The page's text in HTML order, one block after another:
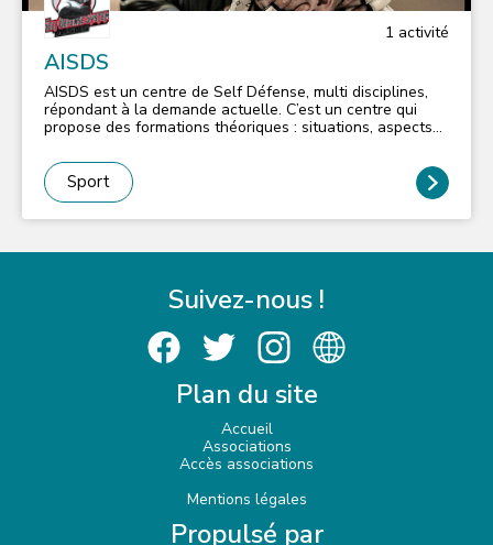
1 activité
AISDS
AISDS est un centre de Self Défense, multi disciplines,
répondant à la demande actuelle. C’est un centre qui
propose des formations théoriques : situations, aspects
cadre légal, la légitime défense, la conduite à tenir avant
et après l'agression. Des formations thématiques : les
moyens personnels, la sécurité en groupe, l'habitation, la
survie, la gestion du stress, la négociation... mais aussi
techniques de combats (avec ou sans armes), combats
Combat et Survie Urbaine), close combat, combat Russe,
techniques de rue, combat et défense urbaine.
Sport
Suivez-nous !
Plan du site
Accueil
Associations
Accès associations
Mentions légales
Propulsé par